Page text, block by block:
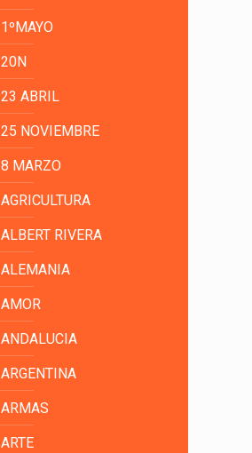
1ºMAYO
20N
23 ABRIL
25 NOVIEMBRE
8 MARZO
AGRICULTURA
ALBERT RIVERA
ALEMANIA
AMOR
ANDALUCIA
ARGENTINA
ARMAS
ARTE